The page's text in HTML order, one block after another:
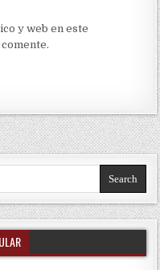
y web en este